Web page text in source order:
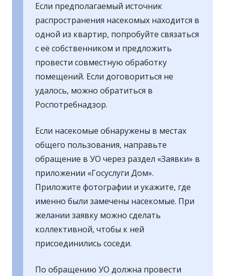
Если предполагаемый источник
распространения насекомых находится в
одной из квартир, попробуйте связаться
с её собственником и предложить
провести совместную обработку
помещений. Если договориться не
удалось, можно обратиться в
Роспотребнадзор.
Если насекомые обнаружены в местах
общего пользования, направьте
обращение в УО через раздел «Заявки» в
приложении «Госуслуги Дом».
Приложите фотографии и укажите, где
именно были замечены насекомые. При
желании заявку можно сделать
коллективной, чтобы к ней
присоединились соседи.
По обращению УО должна провести